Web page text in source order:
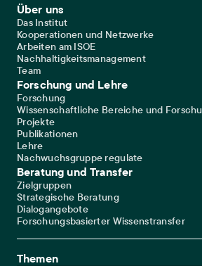
Footer Main Navigation
Über uns
Das Institut
Kooperationen und Netzwerke
Arbeiten am ISOE
Nachhaltigkeitsmanagement
Team
Forschung und Lehre
Forschung
Wissenschaftliche Bereiche und
Projekte
Publikationen
Lehre
Nachwuchsgruppe regulate
Beratung und Transfer
Zielgruppen
Strategische Beratung
Dialogangebote
Forschungsbasierter Wissenstransfer
Themen